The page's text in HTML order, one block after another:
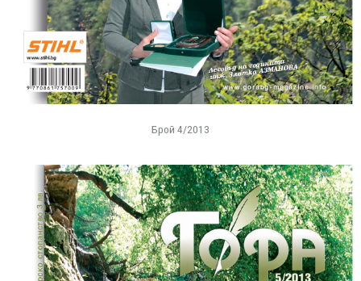
Брой 4/2013